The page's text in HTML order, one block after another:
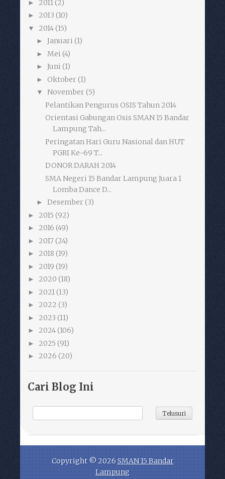
► 2011(2)
► 2013 (10)
▼ 2014(15)
► Januari (1)
► Mei (4)
► Juni (1)
► Oktober (1)
▼ November (5)
Pelantikan Pengurus OSIS Tahun 2014
Orientasi Gabungan Osis SMAN 15 Bandar
Lampung Tah...
Peringatan Hari Guru Nasional dan HUT
PGRI Ke-69 T...
DONOR DARAH 2014
SMA Negeri 15 Bandar Lampung Juara 1
Lomba Dance D...
► Desember (3)
► 2015 (92)
► 2016 (49)
► 2017 (24)
► 2018 (19)
► 2019 (19)
► 2020 (18)
► 2021(13)
► 2022 (3)
► 2023 (11)
► 2024(106)
► 2025 (91)
► 2026 (20)
Cari Blog Ini
Copyright ©2026SMAN 15 Bandar
Lampung